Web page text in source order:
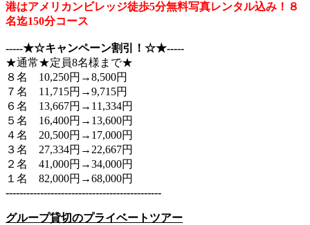
港はアメリカンビレッジ徒歩5分無料写真レンタル込み！８
名迄150分コース
‐‐‐‐‐★☆キャンペーン割引！☆★‐‐‐‐‐
★通常★定員8名様まで★
８名 10,250円→8,500円
７名 11,715円→9,715円
６名 13,667円→11,334円
５名 16,400円→13,600円
４名 20,500円→17,000円
３名 27,334円→22,667円
２名 41,000円→34,000円
１名 82,000円→68,000円
‐‐‐‐‐‐‐‐‐‐‐‐‐‐‐‐‐‐‐‐‐‐‐‐‐‐‐‐‐‐‐‐‐‐‐‐‐‐‐‐‐‐‐‐‐
グループ貸切のプライベートツアー